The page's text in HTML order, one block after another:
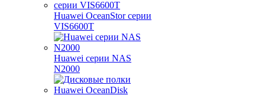
Huawei OceanStor серии
VIS6600T
Huawei серии NAS
N2000